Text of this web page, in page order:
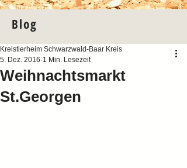
Blog
Weihnachtsmarkt
St.Georgen
Kreistierheim Schwarzwald-Baar Kreis
5. Dez. 2016 1 Min. Lesezeit